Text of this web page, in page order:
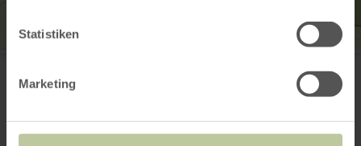
Statistiken
Marketing
54595 Prüm
E-mail